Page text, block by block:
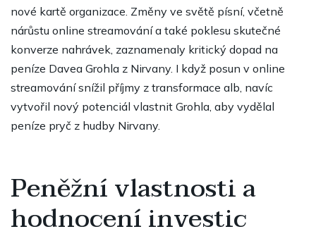
nové kartě organizace. Změny ve světě písní, včetně
nárůstu online streamování a také poklesu skutečné
konverze nahrávek, zaznamenaly kritický dopad na
peníze Davea Grohla z Nirvany. I když posun v online
streamování snížil příjmy z transformace alb, navíc
vytvořil nový potenciál vlastnit Grohla, aby vydělal
peníze pryč z hudby Nirvany.
Peněžní vlastnosti a
hodnocení investic